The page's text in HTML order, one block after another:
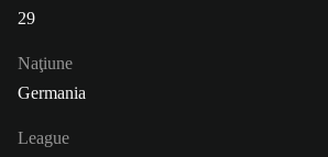
29
Naţiune
Germania
League